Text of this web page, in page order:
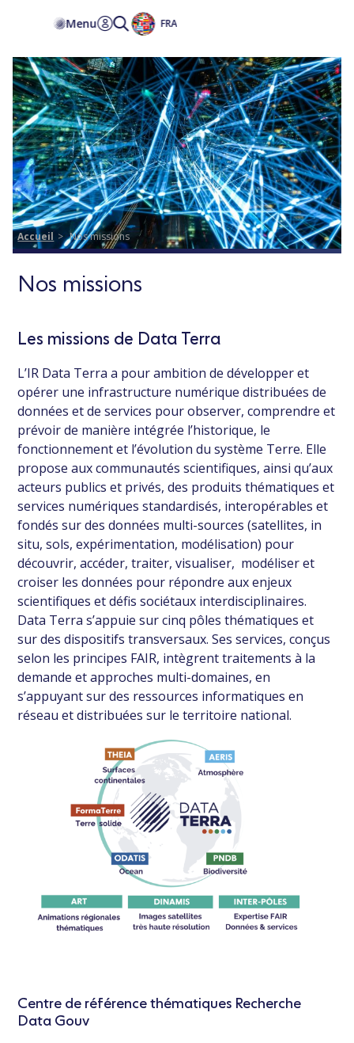
Menu FRA
Accueil Nos missions
Nos missions
Les missions de Data Terra
L’IR Data Terra a pour ambition de développer et
opérer une infrastructure numérique distribuées de
données et de services pour observer, comprendre et
prévoir de manière intégrée l’historique, le
fonctionnement et l’évolution du système Terre. Elle
propose aux communautés scientifiques, ainsi qu’aux
acteurs publics et privés, des produits thématiques et
services numériques standardisés, interopérables et
fondés sur des données multi-sources (satellites, in
situ, sols, expérimentation, modélisation) pour
découvrir, accéder, traiter, visualiser, modéliser et
croiser les données pour répondre aux enjeux
scientifiques et défis sociétaux interdisciplinaires.
Data Terra s’appuie sur cinq pôles thématiques et
sur des dispositifs transversaux. Ses services, conçus
selon les principes FAIR, intègrent traitements à la
demande et approches multi-domaines, en
s’appuyant sur des ressources informatiques en
réseau et distribuées sur le territoire national.
Centre de référence thématiques Recherche
Data Gouv